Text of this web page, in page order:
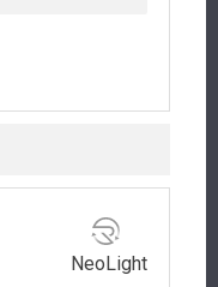
NeoLight